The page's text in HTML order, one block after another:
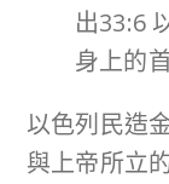
出33:6
身上的
以色列民造
與上帝所立